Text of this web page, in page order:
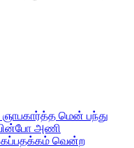
ஞாபகார்த்த மென் பந்து
அணி
வென்ற